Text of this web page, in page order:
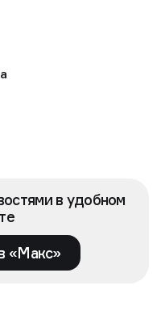
в удобном
«Макс»